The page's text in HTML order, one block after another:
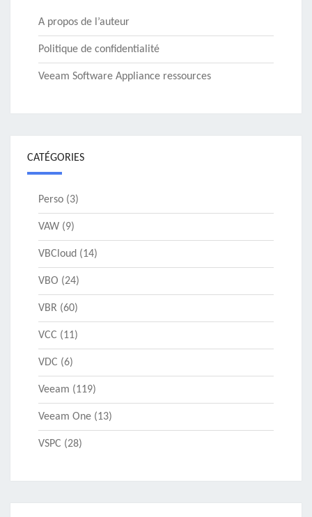
A propos de l’auteur
Politique de confidentialité
Veeam Software Appliance ressources
CATÉGORIES
Perso (3)
VAW (9)
VBCloud (14)
VBO (24)
VBR (60)
VCC (11)
VDC (6)
Veeam (119)
Veeam One (13)
VSPC (28)